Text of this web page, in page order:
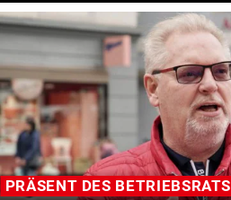
PRÄSENT DES BETRIEBSRATS